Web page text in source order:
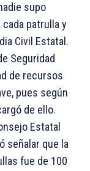
supo
patrulla y
Civil Estatal.
Seguridad
de recursos
pues según
de ello.
Estatal
señalar que la
fue de 100